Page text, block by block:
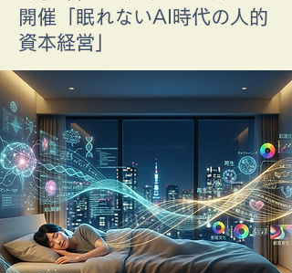
開催「眠れないAI時代の人的
資本経営」